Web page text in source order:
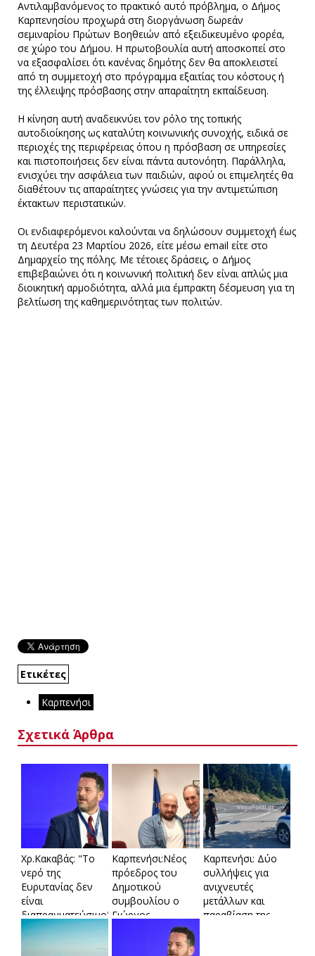
Αντιλαμβανόμενος το πρακτικό αυτό πρόβλημα, ο Δήμος
Καρπενησίου προχωρά στη διοργάνωση δωρεάν
σεμιναρίου Πρώτων Βοηθειών από εξειδικευμένο φορέα,
σε χώρο του Δήμου. Η πρωτοβουλία αυτή αποσκοπεί στο
να εξασφαλίσει ότι κανένας δημότης δεν θα αποκλειστεί
από τη συμμετοχή στο πρόγραμμα εξαιτίας του κόστους ή
της έλλειψης πρόσβασης στην απαραίτητη εκπαίδευση.
Η κίνηση αυτή αναδεικνύει τον ρόλο της τοπικής
αυτοδιοίκησης ως καταλύτη κοινωνικής συνοχής, ειδικά σε
περιοχές της περιφέρειας όπου η πρόσβαση σε υπηρεσίες
και πιστοποιήσεις δεν είναι πάντα αυτονόητη. Παράλληλα,
ενισχύει την ασφάλεια των παιδιών, αφού οι επιμελητές θα
διαθέτουν τις απαραίτητες γνώσεις για την αντιμετώπιση
έκτακτων περιστατικών.
Οι ενδιαφερόμενοι καλούνται να δηλώσουν συμμετοχή έως
τη Δευτέρα 23 Μαρτίου 2026, είτε μέσω email είτε στο
Δημαρχείο της πόλης. Με τέτοιες δράσεις, ο Δήμος
επιβεβαιώνει ότι η κοινωνική πολιτική δεν είναι απλώς μια
διοικητική αρμοδιότητα, αλλά μια έμπρακτη δέσμευση για τη
βελτίωση της καθημερινότητας των πολιτών.
Ετικέτες
Καρπενήσι
Σχετικά Άρθρα
Xρ.Κακαβάς: "Το
νερό της
Ευρυτανίας δεν
είναι
διαπραγματεύσιμο"-
Στο στόχαστρο οι
..απόντες
Καρπενήσι:Νέος
πρόεδρος του
Δημοτικού
συμβουλίου ο
Γιώργος
σύνθεση της
Καρπενήσι: Δύο
συλλήψεις για
ανιχνευτές
μετάλλων και
παραβίαση της